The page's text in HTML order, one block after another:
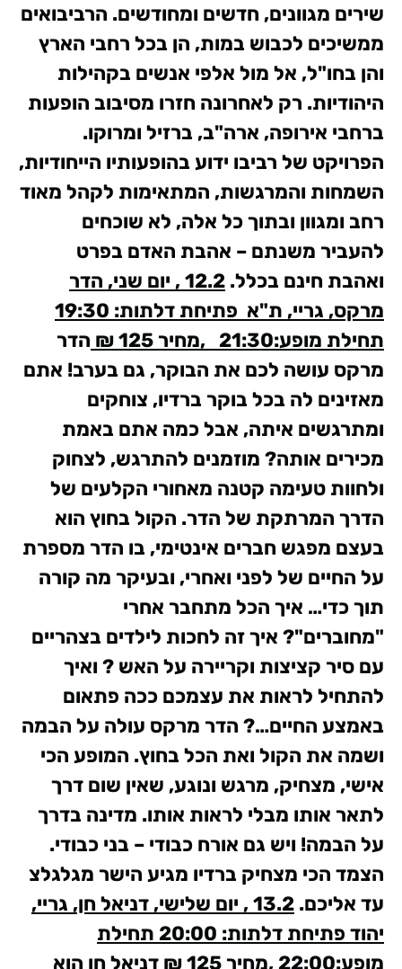
שירים מגוונים, חדשים ומחודשים. הרביבואים
ממשיכים לכבוש במות, הן בכל רחבי הארץ
והן בחו"ל, אל מול אלפי אנשים בקהילות
היהודיות. רק לאחרונה חזרו מסיבוב הופעות
ברחבי אירופה, ארה"ב, ברזיל ומרוקו.
הפרויקט של רביבו ידוע בהופעותיו הייחודיות,
השמחות והמרגשות, המתאימות לקהל מאוד
רחב ומגוון ובתוך כל אלה, לא שוכחים
להעביר משנתם – אהבת האדם בפרט
ואהבת חינם בכלל.
12.2 , יום שני, הדר
מרקס, גריי, ת"א פתיחת דלתות: 19:30
תחילת מופע:21:30 ,מחיר 125 ₪
הדר
מרקס עושה לכם את הבוקר, גם בערב! אתם
מאזינים לה בכל בוקר ברדיו, צוחקים
ומתרגשים איתה, אבל כמה אתם באמת
מכירים אותה? מוזמנים להתרגש, לצחוק
ולחוות טעימה קטנה מאחורי הקלעים של
הדרך המרתקת של הדר. הקול בחוץ הוא
בעצם מפגש חברים אינטימי, בו הדר מספרת
על החיים של לפני ואחרי, ובעיקר מה קורה
תוך כדי… איך הכל מתחבר אחרי
"מחוברים"? איך זה לחכות לילדים בצהריים
עם סיר קציצות וקריירה על האש ? ואיך
להתחיל לראות את עצמכם ככה פתאום
באמצע החיים…? הדר מרקס עולה על הבמה
ושמה את הקול ואת הכל בחוץ. המופע הכי
אישי, מצחיק, מרגש ונוגע, שאין שום דרך
לתאר אותו מבלי לראות אותו. מדינה בדרך
על הבמה! ויש גם אורח כבודי – בני כבודי.
הצמד הכי מצחיק ברדיו מגיע הישר מגלגלצ
עד אליכם.
13.2 , יום שלישי, דניאל חן, גריי,
יהוד פתיחת דלתות: 20:00 תחילת
מופע:22:00 ,מחיר 125 ₪
דניאל חן הוא